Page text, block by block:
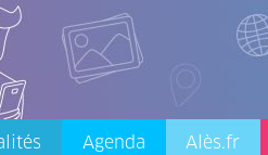
Agenda Alès.fr